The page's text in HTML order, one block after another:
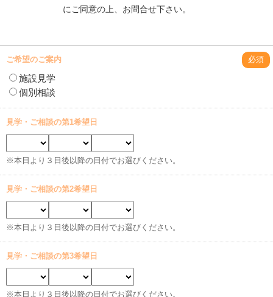
にご同意の上、お問合せ下さい。
ご希望のご案内 必須
施設見学
個別相談
見学・ご相談の第1希望日
※本日より３日後以降の日付でお選びください。
見学・ご相談の第2希望日
※本日より３日後以降の日付でお選びください。
見学・ご相談の第3希望日
※本日より３日後以降の日付でお選びください。